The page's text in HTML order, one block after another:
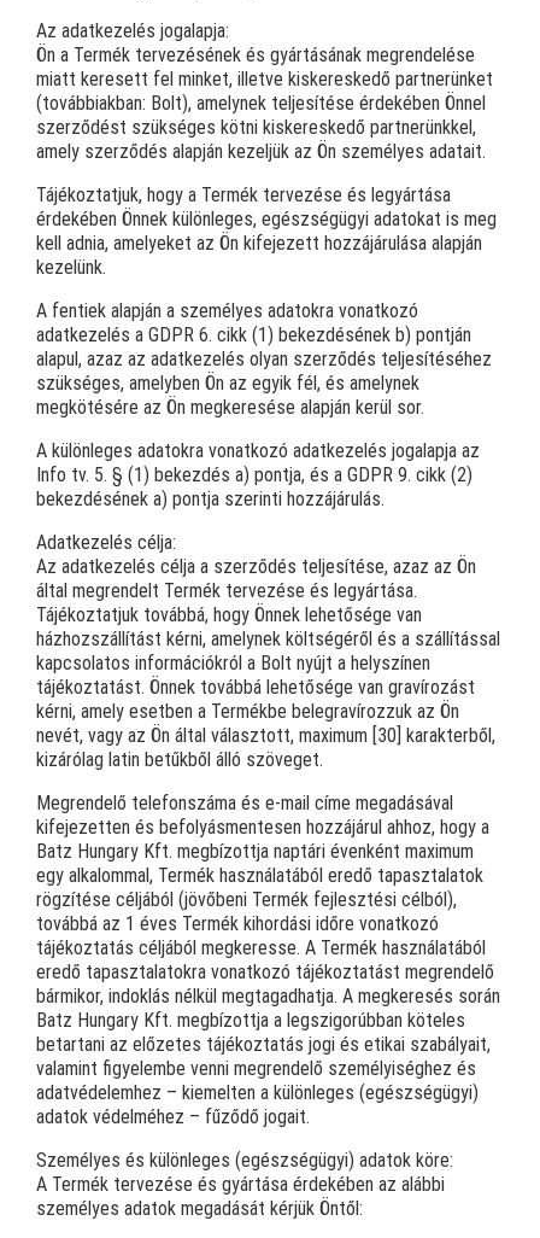
Az adatkezelés jogalapja:
Ön a Termék tervezésének és gyártásának megrendelése
miatt keresett fel minket, illetve kiskereskedő partnerünket
(továbbiakban: Bolt), amelynek teljesítése érdekében Önnel
szerződést szükséges kötni kiskereskedő partnerünkkel,
amely szerződés alapján kezeljük az Ön személyes adatait.
Tájékoztatjuk, hogy a Termék tervezése és legyártása
érdekében Önnek különleges, egészségügyi adatokat is meg
kell adnia, amelyeket az Ön kifejezett hozzájárulása alapján
kezelünk.
A fentiek alapján a személyes adatokra vonatkozó
adatkezelés a GDPR 6. cikk (1) bekezdésének b) pontján
alapul, azaz az adatkezelés olyan szerződés teljesítéséhez
szükséges, amelyben Ön az egyik fél, és amelynek
megkötésére az Ön megkeresése alapján kerül sor.
A különleges adatokra vonatkozó adatkezelés jogalapja az
Info tv. 5. § (1) bekezdés a) pontja, és a GDPR 9. cikk (2)
bekezdésének a) pontja szerinti hozzájárulás.
Adatkezelés célja:
Az adatkezelés célja a szerződés teljesítése, azaz az Ön
által megrendelt Termék tervezése és legyártása.
Tájékoztatjuk továbbá, hogy Önnek lehetősége van
házhozszállítást kérni, amelynek költségéről és a szállítással
kapcsolatos információkról a Bolt nyújt a helyszínen
tájékoztatást. Önnek továbbá lehetősége van gravírozást
kérni, amely esetben a Termékbe belegravírozzuk az Ön
nevét, vagy az Ön által választott, maximum [30] karakterből,
kizárólag latin betűkből álló szöveget.
Megrendelő telefonszáma és e-mail címe megadásával
kifejezetten és befolyásmentesen hozzájárul ahhoz, hogy a
Batz Hungary Kft. megbízottja naptári évenként maximum
egy alkalommal, Termék használatából eredő tapasztalatok
rögzítése céljából (jövőbeni Termék fejlesztési célból),
továbbá az 1 éves Termék kihordási időre vonatkozó
tájékoztatás céljából megkeresse. A Termék használatából
eredő tapasztalatokra vonatkozó tájékoztatást megrendelő
bármikor, indoklás nélkül megtagadhatja. A megkeresés során
Batz Hungary Kft. megbízottja a legszigorúbban köteles
betartani az előzetes tájékoztatás jogi és etikai szabályait,
valamint figyelembe venni megrendelő személyiséghez és
adatvédelemhez – kiemelten a különleges (egészségügyi)
adatok védelméhez – fűződő jogait.
Személyes és különleges (egészségügyi) adatok köre:
A Termék tervezése és gyártása érdekében az alábbi
személyes adatok megadását kérjük Öntől: